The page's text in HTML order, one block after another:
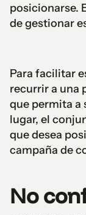
posicionarse.
de gestionar
Para facilitar
recurrir a una
que permita a
lugar, el
que desea
campaña de
No